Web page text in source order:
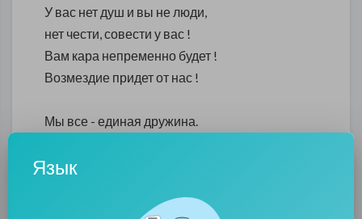
У вас нет душ и вы не люди,
нет чести, совести у вас !
Вам кара непременно будет !
Возмездие придет от нас !
Мы все - единая дружина.
Война нам нервы закалила.
Язык